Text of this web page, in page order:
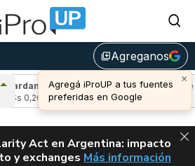
library_addAgreganos
×
Agregá iProUP a tus fuentes
preferidas en Google
(-1,48%)
0,20
Avalanche
(-
u$s 6,51
ALERTA
Act en Argentina: impacto
y exchanges CLARITY ACT EN
Más información